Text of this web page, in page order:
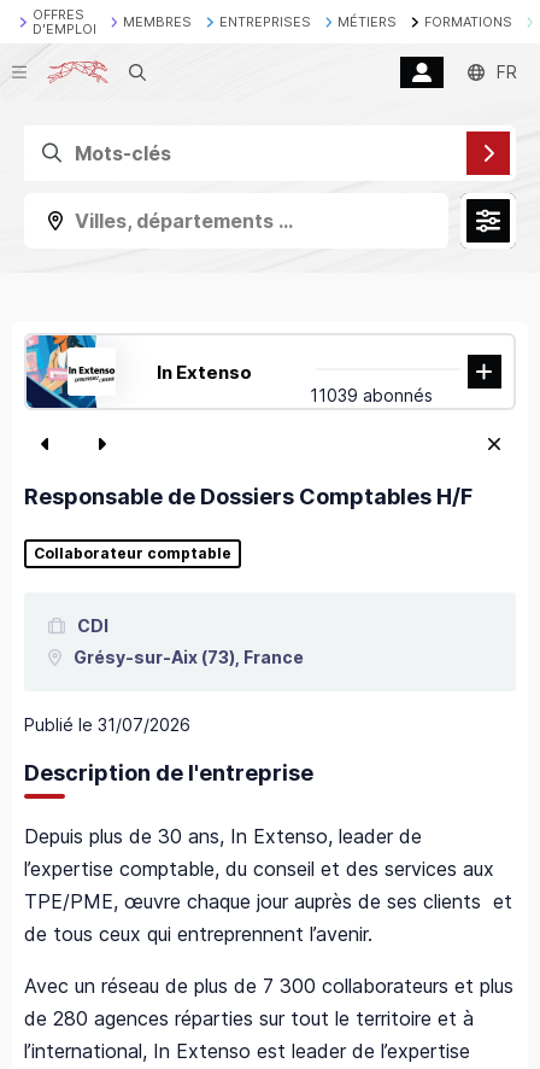
OFFRES
D'EMPLOI
MEMBRES ENTREPRISES MÉTIERS FORMATIONS
Recherche FR
Villes, départements ...
In Extenso
11039 abonnés
Responsable de Dossiers Comptables H/F
Collaborateur comptable
CDI
Grésy-sur-Aix (73), France
Publié le 31/07/2026
Description de l'entreprise
Depuis plus de 30 ans, In Extenso, leader de
l’expertise comptable, du conseil et des services aux
TPE/PME, œuvre chaque jour auprès de ses clients et
de tous ceux qui entreprennent l’avenir.
Avec un réseau de plus de 7 300 collaborateurs et plus
de 280 agences réparties sur tout le territoire et à
l’international, In Extenso est leader de l’expertise